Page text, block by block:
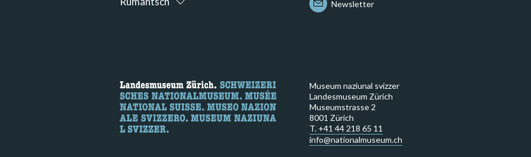
Newsletter
Museum naziunal svizzer
Landesmuseum Zürich
Museumstrasse 2
8001 Zürich
T. +41 44 218 65 11
info@nationalmuseum.ch